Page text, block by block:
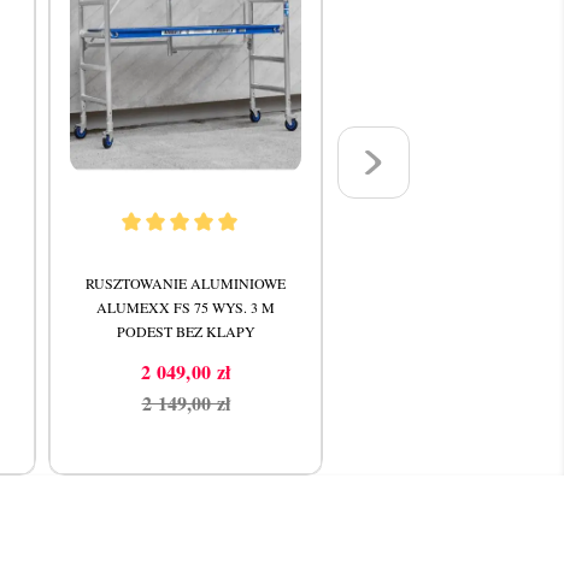
RUSZTOWANIE ALUMINIOWE
ALUMEXX FS 75 WYS. 3 M
PODEST BEZ KLAPY
Cena
podstawowa
2 149,00 zł
Cena
2 049,00 zł